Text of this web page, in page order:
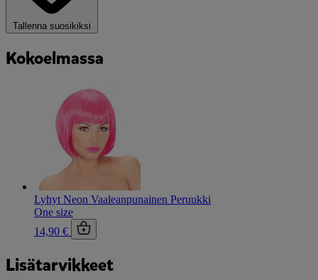
Tallenna suosikiksi
Kokoelmassa
Lyhyt Neon Vaaleanpunainen Peruukki
One size
14,90 €
Lisätarvikkeet